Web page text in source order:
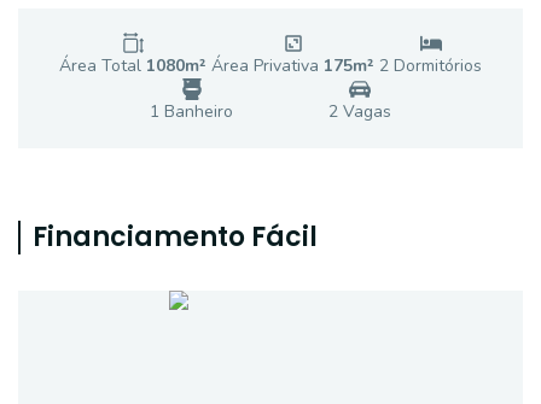
Área Total 1080m² Área Privativa 175m² 2 Dormitórios
1 Banheiro 2 Vagas
Financiamento Fácil